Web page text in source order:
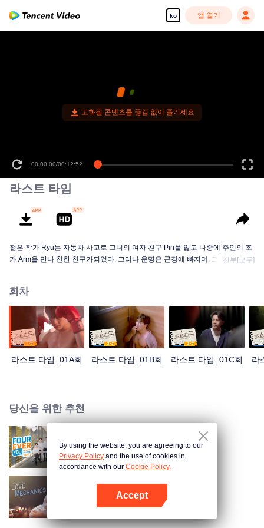
ko 앱 열기
고화질 콘텐츠를 끊김 없이 즐기세요
00:00:00/00:12:52
라스트 타임
젊은 작가 Ryu는 자동차 사고로 그녀의 여자 친구 Pin을 잃고 나중에 주인의 조
카 Arm을 만나 친한 친구가되었다. 그러나 운명은 곤경에 빠지며, 그가 심각한
전부[모두]
회차
라스트 타임_01A회 라스트 타임_01B회 라스트 타임_01C회 라
당신을 위한 추천
사방극애 S2 (TV Ver.)
애정역학
By using the website, you are agreeing to our
Privacy Policy and the use of cookies in
accordance with our Cookie Policy.
Accept